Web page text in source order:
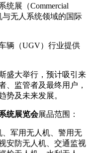
统展（Commercial
无人系统领域的国际
辆（UGV）行业提供
盛大举行，预计吸引来
、监管者及最终用户，
势及未来发展。
统展览会展品范围：
军用无人机、警用无
安防无人机、交通监视